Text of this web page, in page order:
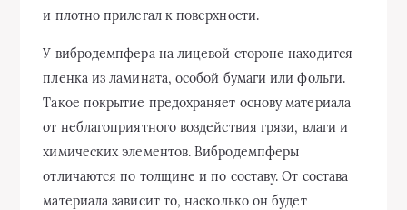
и плотно прилегал к поверхности.
У вибродемпфера на лицевой стороне находится
пленка из ламината, особой бумаги или фольги.
Такое покрытие предохраняет основу материала
от неблагоприятного воздействия грязи, влаги и
химических элементов. Вибродемпферы
отличаются по толщине и по составу. От состава
материала зависит то, насколько он будет